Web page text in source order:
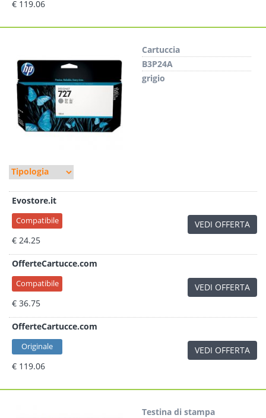
€ 119.06
Cartuccia
B3P24A
grigio
Evostore.it
Compatibile
€ 24.25
VEDI OFFERTA
OfferteCartucce.com
Compatibile
€ 36.75
VEDI OFFERTA
OfferteCartucce.com
Originale
€ 119.06
VEDI OFFERTA
Testina di stampa